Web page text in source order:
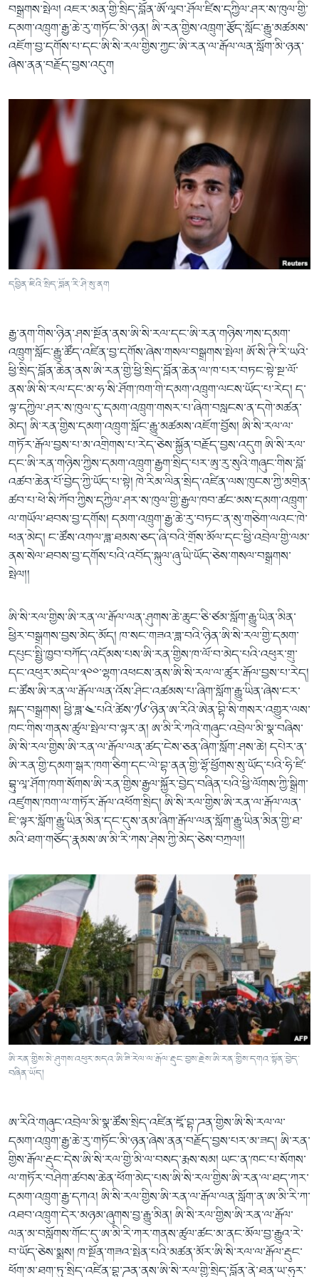
བསྒྲགས་སྤེལ། འཇར་མན་གྱི་སྲིད་བློན་ཨོ་ལཱབ་ཤོལ་ཛིས་དཀྱིལ་ཤར་ས་ཁུལ་གྱི་
དམག་འཁྲུག་རྒྱ་ཆེ་རུ་གཏོང་མི་ཉན། ཨི་རན་གྱིས་འཁྲུག་རྩོད་སློང་རྒྱུ་མཚམས་
འཇོག་བྱ་དགོས་པ་དང་ཨི་སི་རལ་གྱིས་ཀྱང་ཨི་རན་ལ་རྒོལ་ལན་སློག་མི་ཉན་
ཞེས་ནན་བརྗོད་བྱས་འདུག
དབྱིན་ཇིའི་སྲིད་བློན་རི་ཤི་སུ་ནག
རྒྱ་ནག་གིས་ཉིན་ཤས་སྔོན་ནས་ཨི་སི་རལ་དང་ཨི་རན་གཉིས་ཀས་དམག་
འཁྲུག་སློང་རྒྱུ་ཚོད་འཛིན་བྱ་དགོས་ཞེས་གསལ་བསྒྲགས་སྤེལ། ཨོ་སི་ཊི་རི་ཡའི་
ཕྱི་སྲིད་བློན་ཆེན་ནས་ཨི་རན་གྱི་ཕྱི་སྲིད་བློན་ཆེན་ལ་ཁ་པར་བཏང་སྟེ་སྔ་ལོ་
ནས་ཨི་སི་རལ་དང་མ་ཧ་སི་ཤོག་ཁག་གི་དམག་འཁྲུག་ལངས་ཡོད་པ་རེད། ད་
ལྟ་དཀྱིལ་ཤར་ས་ཁུལ་དུ་དམག་འཁྲུག་གསར་པ་ཞིག་བསླངས་ན་དགེ་མཚན་
མེད། ཨི་རན་གྱིས་དམག་འཁྲུག་སློང་རྒྱུ་མཚམས་འཇོག་བྱོས། ཨི་སི་རལ་ལ་
གཏོར་རྒོལ་བྱས་པ་མ་འགྲིགས་པ་རེད་ཅེས་སྐྱོན་བརྗོད་བྱས་འདུག ཨི་སི་རལ་
དང་ཨི་རན་གཉིས་ཀྱིས་དམག་འཁྲུག་རྒྱག་སྲིད་པར་ཨུ་རུ་སུའི་གཞུང་གིས་བློ་
འཚབ་ཆེན་པོ་བྱེད་ཀྱི་ཡོད་པ་སྟེ། ཁེ་རིམ་ལིན་སྲིད་འཛིན་ལས་ཁུངས་ཀྱི་མགྲིན་
ཚབ་པ་ཕེ་སི་ཀོབ་ཀྱིས་དཀྱིལ་ཤར་ས་ཁུལ་གྱི་རྒྱལ་ཁབ་ཚང་མས་དམག་འཁྲུག་
ལ་གཡོལ་ཐབས་བྱ་དགོས། དམག་འཁྲུག་རྒྱ་ཆེ་རུ་བཏང་ན་སུ་གཅིག་ལའང་ཁེ་
ཕན་མེད། ང་ཚོས་འགལ་ཟླ་ཐམས་ཅད་ཞི་བའི་གྲོས་མོལ་དང་ཕྱི་འབྲེལ་གྱི་ལམ་
ནས་སེལ་ཐབས་བྱ་དགོས་པའི་འབོད་སྐུལ་ཞུ་ཡི་ཡོད་ཅེས་གསལ་བསྒྲགས་
སྤེལ།།
ཨི་སི་རལ་གྱིས་ཨི་རན་ལ་རྒོལ་ལན་ཤུགས་ཆེ་ཆུང་ཅི་ཙམ་སློག་རྒྱུ་ཡིན་མིན་
ཕྱིར་བསྒྲགས་བྱས་མེད་མོད། ཁ་སང་གཟའ་ཟླ་བའི་ཉིན་ཨི་སི་རལ་གྱི་དམག་
དཔུང་སྤྱི་ཁྱབ་བཀོད་འདོམས་པས་ཨི་རན་གྱིས་ཁ་ལོ་བ་མེད་པའི་འཕུར་གྲུ་
དང་འཕུར་མདེལ་༣༠༠་ལྷག་འཕངས་ནས་ཨི་སི་རལ་ལ་ཚུར་རྒོལ་བྱས་པ་རེད།
ང་ཚོས་ཨི་རན་ལ་རྒོལ་ལན་འོས་ཤིང་འཚམས་པ་ཞིག་སློག་རྒྱུ་ཡིན་ཞེས་ངར་
སྐད་བསྒྲགས། ཕྱི་ཟླ་༤་པའི་ཚེས་༡༦་ཉིན་ཨ་རིའི་ཨེན་བྷི་སི་གསར་འགྱུར་ལས་
ཁང་གིས་གནས་ཚུལ་སྤེལ་བ་ལྟར་ན། ཨ་མི་རི་ཀའི་གཞུང་འབྲེལ་མི་སྣ་བཞིས་
ཨི་སི་རལ་གྱིས་ཨི་རན་ལ་རྒོལ་ལན་ཚད་ངེས་ཅན་ཞིག་སློག་ཤས་ཆེ། དཔེར་ན་
ཨི་རན་གྱི་དམག་སྒར་ཁག་ཅིག་དང་ལེ་བྷ་ནན་གྱི་ལྷོ་ཕྱོགས་སུ་ཡོད་པའི་ཧི་ཛི་
བྷུ་ལཱ་ཤོག་ཁག་སོགས་ཨི་རན་གྱིས་རྒྱལ་སྐྱོར་བྱེད་བཞིན་པའི་ཕྱི་ལོགས་ཀྱི་སྒྲིག་
འཛུགས་ཁག་ལ་གཏོར་རྒོལ་འཕོག་སྲིད། ཨི་སི་རལ་གྱིས་ཨི་རན་ལ་རྒོལ་ལན་
ཇི་ལྟར་སློག་རྒྱུ་ཡིན་མིན་དང་དུས་ནམ་ཞིག་རྒོལ་ལན་སློག་རྒྱུ་ཡིན་མིན་གྱི་ཐ་
མའི་ཐག་གཅོད་རྣམས་ཨ་མི་རི་ཀས་ཤེས་ཀྱི་མེད་ཅེས་བཀྲལ།།
ཨི་རན་གྱིས་མེ་ཤུགས་འཕུར་མདའ་ཨི་ཟི་རེལ་ལ་རྒོལ་རྡུང་བྱས་རྗེས་ཨི་རན་གྱིས་དགའ་སྟོན་བྱེད་
བཞིན་ཡོད།
ཨ་རིའི་གཞུང་འབྲེལ་མི་སྣ་ཚོས་སྲིད་འཛིན་ཇཱོ་བྷ་ཌན་གྱིས་ཨི་སི་རལ་ལ་
དམག་འཁྲུག་རྒྱ་ཆེ་རུ་གཏོང་མི་ཉན་ཞེས་ནན་བརྗོད་བྱས་པར་མ་ཟད། ཨི་རན་
གྱིས་རྒོལ་རྡུང་དེས་ཨི་སི་རལ་གྱི་མི་ལ་བསད་རྨས་སམ། ཡང་ན་ཁང་པ་སོགས་
ལ་གཏོར་བཤིག་ཚབས་ཆེན་ཕོག་མེད་པས་ཨི་སི་རལ་གྱིས་ཨི་རན་ལ་ཐད་ཀར་
དམག་འཁྲུག་རྒྱ་དཀའ། ཨི་སི་རལ་གྱིས་ཨི་རན་ལ་རྒོལ་ལན་སློག་ན་ཨ་མི་རི་ཀ་
འཐབ་འཁྲུག་དེར་མཉམ་ཞུགས་བྱ་རྒྱུ་མིན། ཨི་སི་རལ་གྱིས་ཨི་རན་ལ་རྒོལ་
ལན་མ་བསློགས་གོང་དུ་ཨ་མི་རི་ཀར་གནས་ཚུལ་ཚང་མ་ནང་མོལ་བྱ་རྒྱུའ་རེ་
བ་ཡོད་ཅེས་སྨྲས། ཁ་སྔོན་གཟའ་སྤེན་པའི་མཚན་མོར་ཨི་སི་རལ་ལ་རྒོལ་རྡུང་
ཕོག་མ་ཐག་ཏུ་སྲིད་འཛིན་བྷ་ཌན་ནས་ཨི་སི་རལ་གྱི་སྲིད་བློན་ནེ་ཐན་ཡ་ཧུར་